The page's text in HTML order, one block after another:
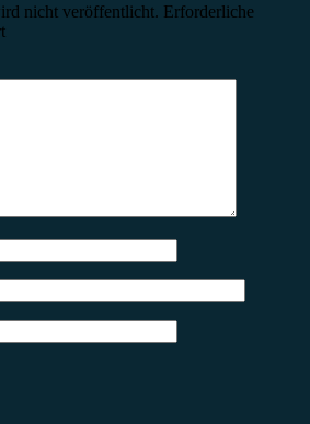
nicht veröffentlicht. Erforderliche